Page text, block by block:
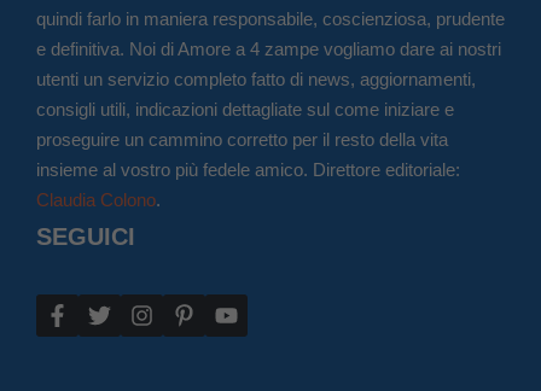
quindi farlo in maniera responsabile, coscienziosa, prudente
e definitiva. Noi di Amore a 4 zampe vogliamo dare ai nostri
utenti un servizio completo fatto di news, aggiornamenti,
consigli utili, indicazioni dettagliate sul come iniziare e
proseguire un cammino corretto per il resto della vita
insieme al vostro più fedele amico. Direttore editoriale:
Claudia Colono.
SEGUICI